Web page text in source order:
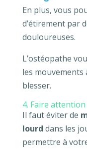
En plus, vous
d’étirement par
douloureuses.
L’ostéopathe
les mouvements
blesser.
4. Faire
Il faut éviter de
lourd dans les
permettre à